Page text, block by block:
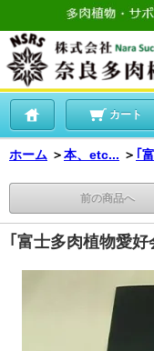
カート
ホーム ＞本、etc... ＞ ｢
前の商品へ
｢富士多肉植物愛